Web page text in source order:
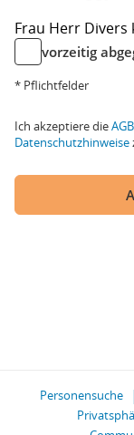
Frau Herr Divers
vorzeitig
* Pflichtfelder
Ich akzeptiere dieAGB
Datenschutzhinweise
Personensuche